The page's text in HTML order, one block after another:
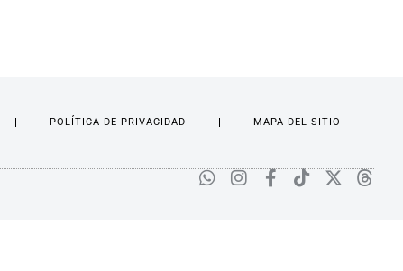
POLÍTICA DE PRIVACIDAD MAPA DEL SITIO